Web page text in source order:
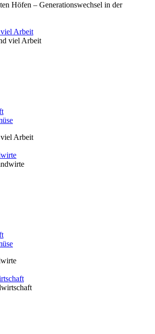
Höfen – Generationswechsel in der
Arbeit
Arbeit